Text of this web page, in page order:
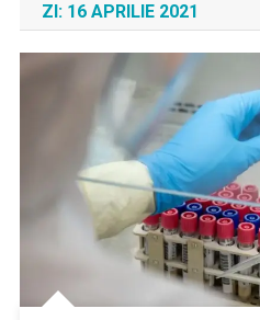
ZI: 16 APRILIE 2021